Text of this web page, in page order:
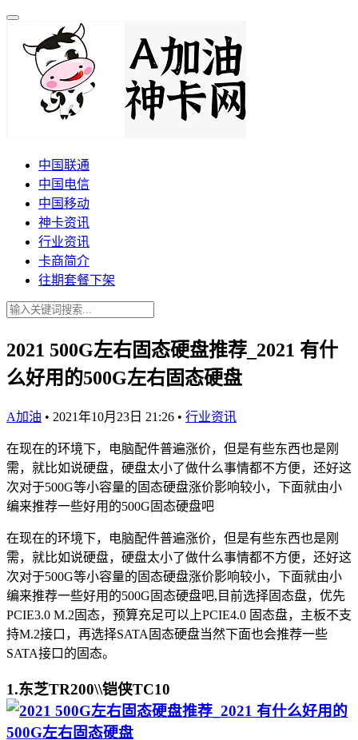
中国联通
中国电信
中国移动
神卡资讯
行业资讯
卡商简介
往期套餐下架
2021 500G左右固态硬盘推荐_2021 有什
么好用的500G左右固态硬盘
A加油 • 2021年10月23日 21:26 • 行业资讯
在现在的环境下，电脑配件普遍涨价，但是有些东西也是刚
需，就比如说硬盘，硬盘太小了做什么事情都不方便，还好这
次对于500G等小容量的固态硬盘涨价影响较小，下面就由小
编来推荐一些好用的500G固态硬盘吧
在现在的环境下，电脑配件普遍涨价，但是有些东西也是刚
需，就比如说硬盘，硬盘太小了做什么事情都不方便，还好这
次对于500G等小容量的固态硬盘涨价影响较小，下面就由小
编来推荐一些好用的500G固态硬盘吧,目前选择固态盘，优先
PCIE3.0 M.2固态，预算充足可以上PCIE4.0 固态盘，主板不支
持M.2接口，再选择SATA固态硬盘当然下面也会推荐一些
SATA接口的固态。
1.东芝TR200\\铠侠TC10